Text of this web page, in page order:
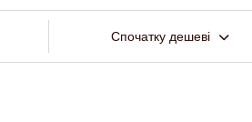
Спочатку дешеві